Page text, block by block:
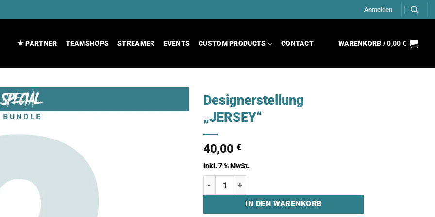
Anmelden
★ PARTNER TEAMSHOPS STREAMER EVENTS CUSTOM PRODUCTS CONTACT WARENKORB /0,00 €
Designerstellung
„JERSEY“
40,00 €
inkl. 7 % MwSt.
Designerstellung "JERSEY" Menge
IN DEN WARENKORB